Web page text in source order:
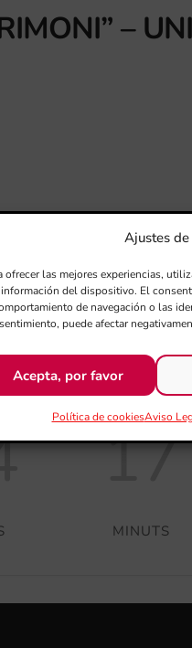
Ajustes
ofrecer las mejores experiencias,
del dispositivo. El
de navegación o las
puede afectar
Acepta, por favor
Política de cookiesAviso
–
17
MINUTS